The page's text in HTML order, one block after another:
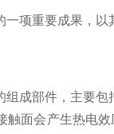
重要成果，以
组成部件，主要
触面会产生热电